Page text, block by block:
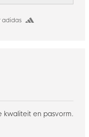
adidas
kwaliteit en pasvorm.